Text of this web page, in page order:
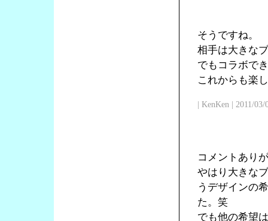
そうですね。
相手は大きな
でもコラボで
これからも楽
| KenKen | 2011/
コメントあり
やはり大きな
うデザインの
た。笑
でも他の希望